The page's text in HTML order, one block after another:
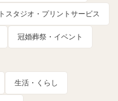
スタジオ・プリントサービス
冠婚葬祭・イベント
生活・くらし